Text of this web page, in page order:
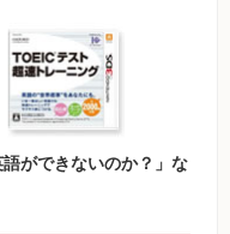
ができないのか？」な